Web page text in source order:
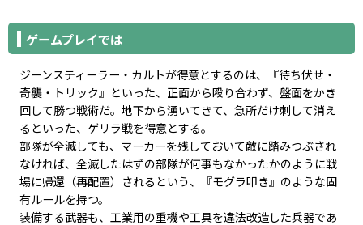
ゲームプレイでは
ジーンスティーラー・カルトが得意とするのは、『待ち伏せ・
奇襲・トリック』といった、正面から殴り合わず、盤面をかき
回して勝つ戦術だ。地下から湧いてきて、急所だけ刺して消え
るといった、ゲリラ戦を得意とする。
部隊が全滅しても、マーカーを残しておいて敵に踏みつぶされ
なければ、全滅したはずの部隊が何事もなかったかのように戦
場に帰還（再配置）されるという、『モグラ叩き』のような固
有ルールを持つ。
装備する武器も、工業用の重機や工具を違法改造した兵器であ